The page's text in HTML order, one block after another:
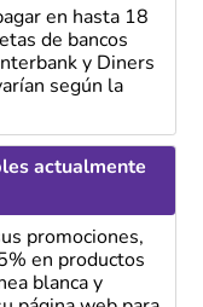
en hasta 18
de bancos
y Diners
según la
actualmente
promociones,
en productos
blanca y